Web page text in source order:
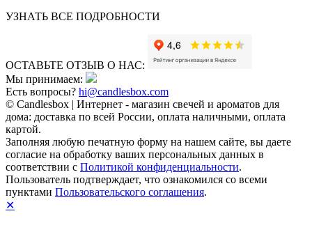
УЗНАТЬ ВСЕ ПОДРОБНОСТИ
ОСТАВЬТЕ ОТЗЫВ О НАС:
Мы принимаем:
Есть вопросы? hi@candlesbox.com
© Candlesbox | Интернет - магазин свечей и ароматов для
дома: доставка по всей России, оплата наличными, оплата
картой.
Заполняя любую печатную форму на нашем сайте, вы даете
согласие на обработку ваших персональных данных в
соответствии с Политикой конфиденциальности.
Пользователь подтверждает, что ознакомился со всеми
пунктами Пользовательского соглашения.
✕